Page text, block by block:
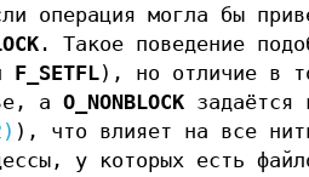
операция могла бы
. Такое поведение
F_SETFL), но отличие в
а O_NONBLOCKзадаётся
), что влияет на все
у которых есть